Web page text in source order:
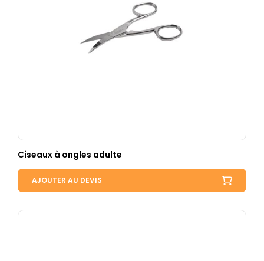
Ciseaux à ongles adulte
AJOUTER AU DEVIS